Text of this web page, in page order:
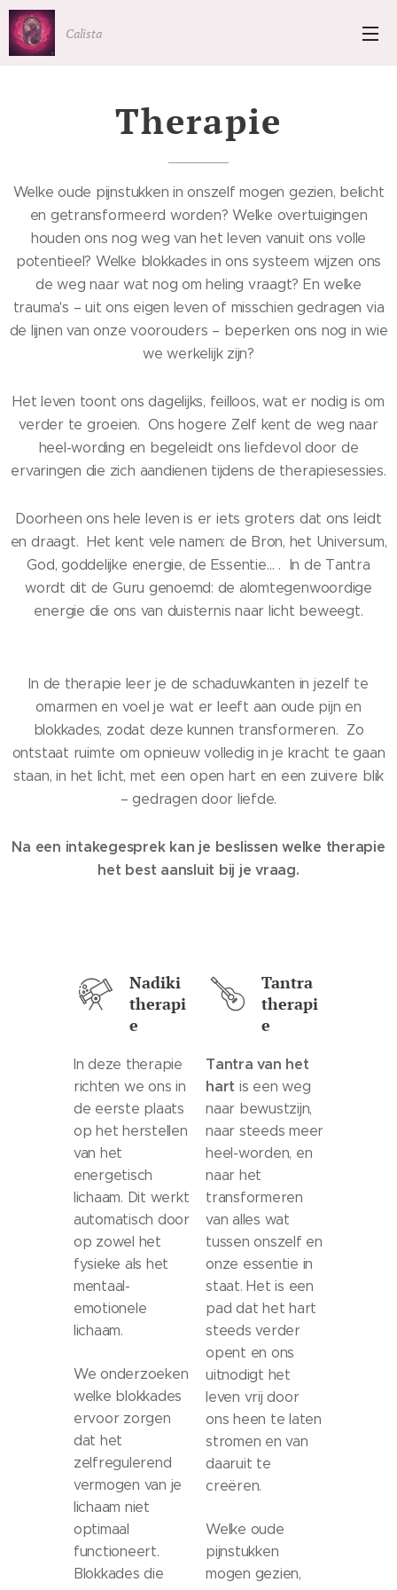
Calista
Therapie
Welke oude pijnstukken in onszelf mogen gezien, belicht
en getransformeerd worden? Welke overtuigingen
houden ons nog weg van het leven vanuit ons volle
potentieel? Welke blokkades in ons systeem wijzen ons
de weg naar wat nog om heling vraagt? En welke
trauma's – uit ons eigen leven of misschien gedragen via
de lijnen van onze voorouders – beperken ons nog in wie
we werkelijk zijn?
Het leven toont ons dagelijks, feilloos, wat er nodig is om
verder te groeien. Ons hogere Zelf kent de weg naar
heel-wording en begeleidt ons liefdevol door de
ervaringen die zich aandienen tijdens de therapiesessies.
Doorheen ons hele leven is er iets groters dat ons leidt
en draagt. Het kent vele namen: de Bron, het Universum,
God, goddelijke energie, de Essentie… . In de Tantra
wordt dit de Guru genoemd: de alomtegenwoordige
energie die ons van duisternis naar licht beweegt.
In de therapie leer je de schaduwkanten in jezelf te
omarmen en voel je wat er leeft aan oude pijn en
blokkades, zodat deze kunnen transformeren. Zo
ontstaat ruimte om opnieuw volledig in je kracht te gaan
staan, in het licht, met een open hart en een zuivere blik
– gedragen door liefde.
Na een intakegesprek kan je beslissen welke therapie
het best aansluit bij je vraag.
Nadiki
therapi
e
In deze therapie
richten we ons in
de eerste plaats
op het herstellen
van het
energetisch
lichaam. Dit werkt
automatisch door
op zowel het
fysieke als het
mentaal-
emotionele
lichaam.
We onderzoeken
welke blokkades
ervoor zorgen
dat het
zelfregulerend
vermogen van je
lichaam niet
optimaal
functioneert.
Blokkades die
Tantra
therapi
e
Tantra van het
hart is een weg
naar bewustzijn,
naar steeds meer
heel-worden, en
naar het
transformeren
van alles wat
tussen onszelf en
onze essentie in
staat. Het is een
pad dat het hart
steeds verder
opent en ons
uitnodigt het
leven vrij door
ons heen te laten
stromen en van
daaruit te
creëren.
Welke oude
pijnstukken
mogen gezien,